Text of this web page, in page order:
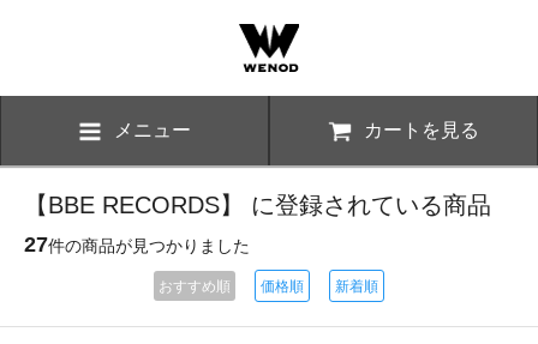
メニュー カートを見る
【BBE RECORDS】 に登録されている商品
27件の商品が見つかりました
おすすめ順 価格順 新着順